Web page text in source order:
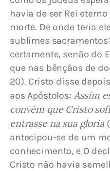
havia de ser Rei
morte. De onde teria
sublimes
certamente, senão do
que nas bênçãos de
20). Cristo disse
aos Apóstolos: Assim
convém que Cristo
entrasse na sua gloria
antecipou-se de um
conhecimento, e O
Cristo não havia